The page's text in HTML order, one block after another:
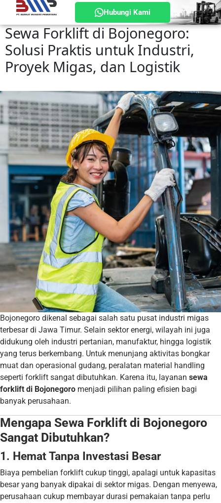
Hubungi Kami
Sewa Forklift di Bojonegoro:
Solusi Praktis untuk Industri,
Proyek Migas, dan Logistik
Bojonegoro dikenal sebagai salah satu pusat industri migas
terbesar di Jawa Timur. Selain sektor energi, wilayah ini juga
didukung oleh industri pertanian, manufaktur, hingga logistik
yang terus berkembang. Untuk menunjang aktivitas bongkar
muat dan operasional gudang, peralatan material handling
seperti forklift sangat dibutuhkan. Karena itu, layanan sewa
forklift di Bojonegoro menjadi pilihan paling efisien bagi
banyak perusahaan.
Mengapa Sewa Forklift di Bojonegoro
Sangat Dibutuhkan?
1. Hemat Tanpa Investasi Besar
Biaya pembelian forklift cukup tinggi, apalagi untuk kapasitas
besar yang banyak dipakai di sektor migas. Dengan menyewa,
perusahaan cukup membayar durasi pemakaian tanpa perlu